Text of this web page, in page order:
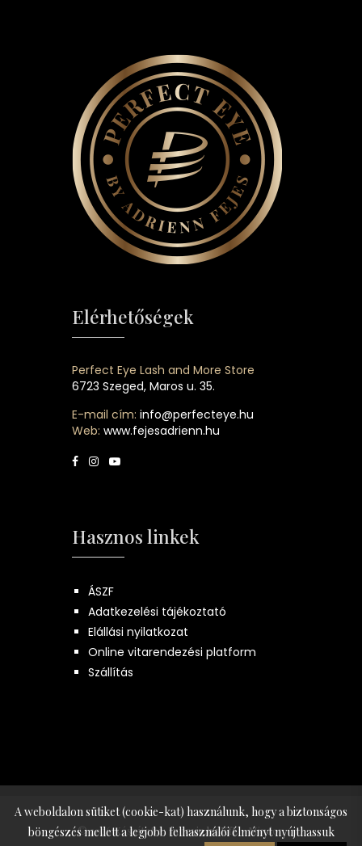
Elérhetőségek
Perfect Eye Lash and More Store
6723 Szeged, Maros u. 35.
E-mail cím: info@perfecteye.hu
Web: www.fejesadrienn.hu
Hasznos linkek
ÁSZF
Adatkezelési tájékoztató
Elállási nyilatkozat
Online vitarendezési platform
Szállítás
© 2026 Készítette: Innovip.hu Kft.- Minden
A weboldalon sütiket (cookie-kat) használunk, hogy a biztonságos
böngészés mellett a legjobb felhasználói élményt nyújthassuk